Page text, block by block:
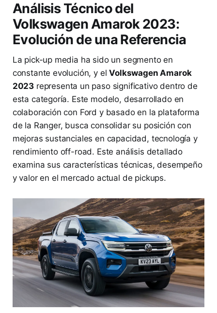
Análisis Técnico del
Volkswagen Amarok 2023:
Evolución de una Referencia
La pick-up media ha sido un segmento en
constante evolución, y elVolkswagen Amarok
2023 representa un paso significativo dentro de
esta categoría. Este modelo, desarrollado en
colaboración con Ford y basado en la plataforma
de la Ranger, busca consolidar su posición con
mejoras sustanciales en capacidad, tecnología y
rendimiento off-road. Este análisis detallado
examina sus características técnicas, desempeño
y valor en el mercado actual de pickups.